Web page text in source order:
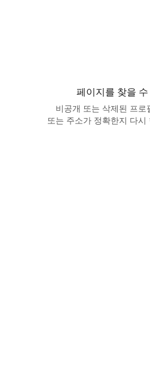
페이지를 찾을
비공개 또는 삭제된 프로
또는 주소가 정확한지 다시